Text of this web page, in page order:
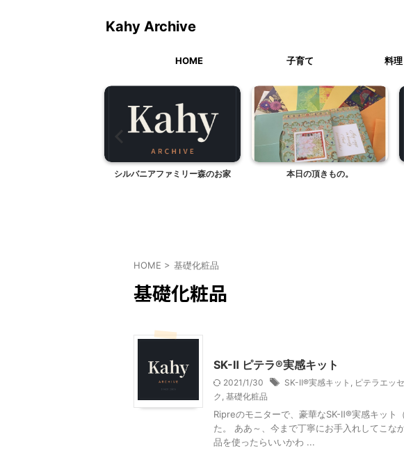
Kahy Archive
HOME 子育て 料
シルバニアファミリー森のお家 本日の頂きもの。
HOME > 基礎化粧品
基礎化粧品
SK-Ⅱ ピテラ®実感キット
2021/1/30 SK-Ⅱ®実感キット ピテラエッ
ク 基礎化粧品
Ripreのモニターで、豪華なSK-Ⅱ®実感キット
た。 ああ～、今まで丁寧にお手入れしてこな
品を使ったらいいかわ ...